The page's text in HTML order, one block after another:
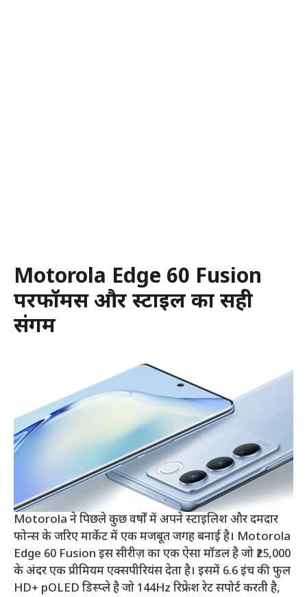
Motorola Edge 60 Fusion
परफॉर्मेंस और स्टाइल का सही
संगम
Motorola ने पिछले कुछ वर्षों में अपने स्टाइलिश और दमदार
फोन्स के जरिए मार्केट में एक मजबूत जगह बनाई है। Motorola
Edge 60 Fusion इस सीरीज़ का एक ऐसा मॉडल है जो ₹25,000
के अंदर एक प्रीमियम एक्सपीरियंस देता है। इसमें 6.6 इंच की फुल
HD+ pOLED डिस्प्ले है जो 144Hz रिफ्रेश रेट सपोर्ट करती है,